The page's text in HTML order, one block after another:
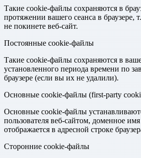
Такие cookie-файлы сохраняются в
протяжении вашего сеанса в браузере,
не покинете веб-сайт.
Постоянные cookie-файлы
Такие cookie-файлы сохраняются в
установленного периода времени по
браузере (если вы их не удалили).
Основные cookie-файлы (first-party
Основные cookie-файлы
пользователя веб-сайтом, доменное
отображается в адресной строке
Сторонние cookie-файлы